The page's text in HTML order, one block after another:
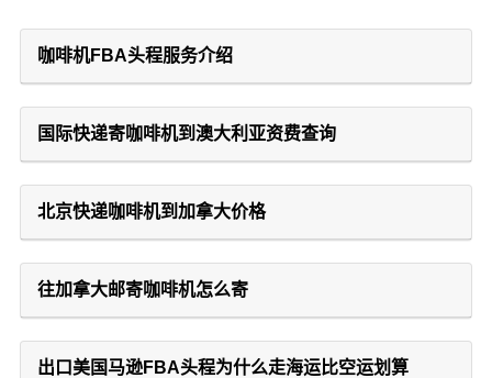
咖啡机FBA头程服务介绍
国际快递寄咖啡机到澳大利亚资费查询
北京快递咖啡机到加拿大价格
往加拿大邮寄咖啡机怎么寄
出口美国马逊FBA头程为什么走海运比空运划算